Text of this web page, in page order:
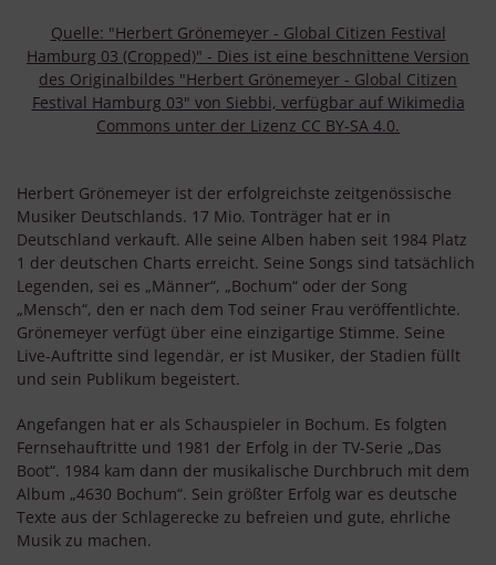
Quelle: "Herbert Grönemeyer - Global Citizen Festival
Hamburg 03 (Cropped)" - Dies ist eine beschnittene Version
des Originalbildes "Herbert Grönemeyer - Global Citizen
Festival Hamburg 03" von Siebbi, verfügbar auf Wikimedia
Commons unter der Lizenz CC BY-SA 4.0.
Herbert Grönemeyer ist der erfolgreichste zeitgenössische
Musiker Deutschlands. 17 Mio. Tonträger hat er in
Deutschland verkauft. Alle seine Alben haben seit 1984 Platz
1 der deutschen Charts erreicht. Seine Songs sind tatsächlich
Legenden, sei es „Männer“, „Bochum“ oder der Song
„Mensch“, den er nach dem Tod seiner Frau veröffentlichte.
Grönemeyer verfügt über eine einzigartige Stimme. Seine
Live-Auftritte sind legendär, er ist Musiker, der Stadien füllt
und sein Publikum begeistert.
Angefangen hat er als Schauspieler in Bochum. Es folgten
Fernsehauftritte und 1981 der Erfolg in der TV-Serie „Das
Boot“. 1984 kam dann der musikalische Durchbruch mit dem
Album „4630 Bochum“. Sein größter Erfolg war es deutsche
Texte aus der Schlagerecke zu befreien und gute, ehrliche
Musik zu machen.